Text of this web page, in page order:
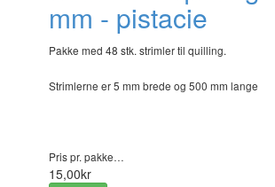
mm - pistacie
Pakke med 48 stk. strimler til quilling.
Strimlerne er 5 mm brede og 500 mm lange
Pris pr. pakke…
15,00kr